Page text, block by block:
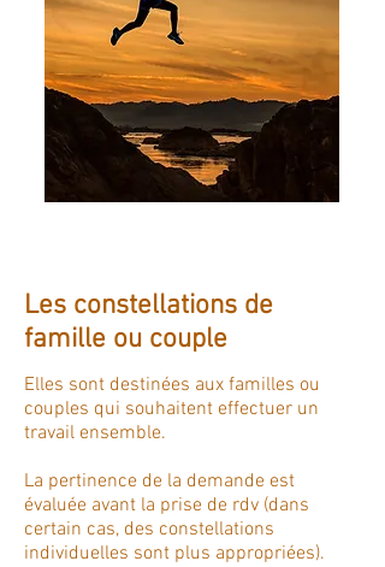
Les constellations de
famille ou couple
Elles sont destinées aux familles ou
couples qui souhaitent effectuer un
travail ensemble.
La pertinence de la demande est
évaluée avant la prise de rdv (dans
certain cas, des constellations
individuelles sont plus appropriées).